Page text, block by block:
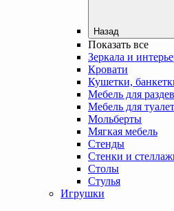
Назад
Показать все
Зеркала и
Кровати
Кушетки,
Мебель для
Мебель для
Мольберты
Мягкая мебель
Стенды
Стенки и
Столы
Стулья
Игрушки